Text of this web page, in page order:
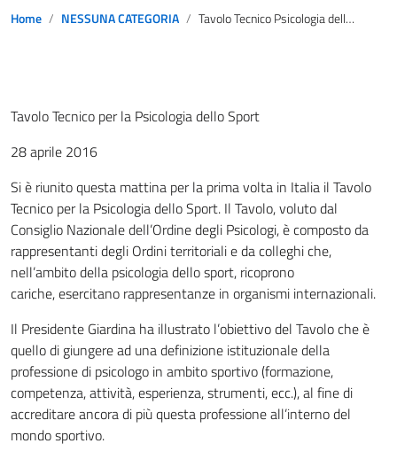
Home NESSUNA CATEGORIA Tavolo Tecnico Psicologia dello Sport
Tavolo Tecnico per la Psicologia dello Sport
28 aprile 2016
Si è riunito questa mattina per la prima volta in Italia il Tavolo
Tecnico per la Psicologia dello Sport. Il Tavolo, voluto dal
Consiglio Nazionale dell’Ordine degli Psicologi, è composto da
rappresentanti degli Ordini territoriali e da colleghi che,
nell’ambito della psicologia dello sport, ricoprono
cariche, esercitano rappresentanze in organismi internazionali.
Il Presidente Giardina ha illustrato l’obiettivo del Tavolo che è
quello di giungere ad una definizione istituzionale della
professione di psicologo in ambito sportivo (formazione,
competenza, attività, esperienza, strumenti, ecc.), al fine di
accreditare ancora di più questa professione all’interno del
mondo sportivo.